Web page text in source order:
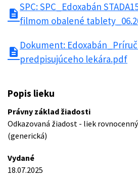
description
SPC: SPC_Edoxabán
filmom obalené
description
Dokument:
predpisujúceho lekára.pdf
Popis lieku
Právny základ žiadosti
Odkazovaná žiadost - liek
(generická)
Vydané
18.07.2025